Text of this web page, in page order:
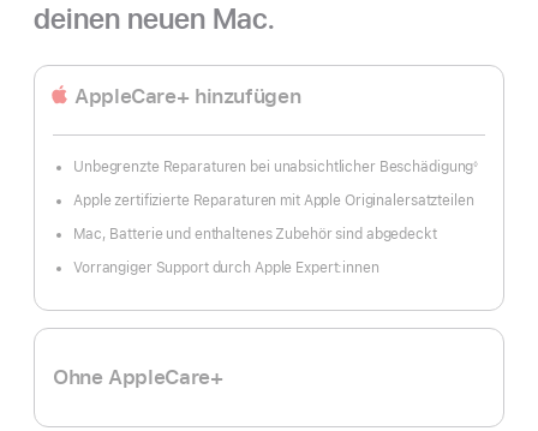
deinen neuen Mac.
AppleCare+ hinzufügen
Unbegrenzte Reparaturen bei unabsichtlicher Beschädigung◊
Apple zertifizierte Reparaturen mit Apple Originalersatzteilen
Mac, Batterie und enthaltenes Zubehör sind abgedeckt
Vorrangiger Support durch Apple Expert:innen
Ohne AppleCare+